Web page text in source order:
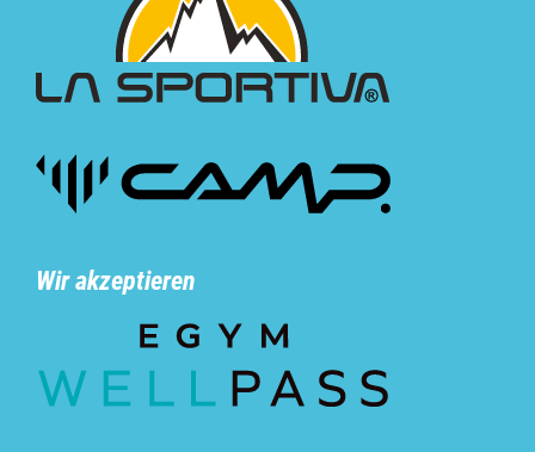
Wir akzeptieren